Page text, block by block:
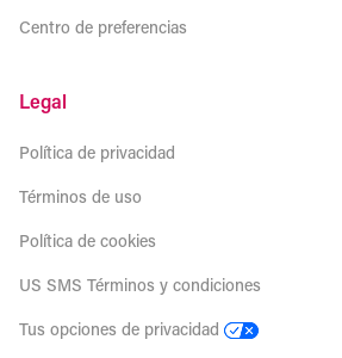
Centro de preferencias
Legal
Política de privacidad
Términos de uso
Política de cookies
US SMS Términos y condiciones
Tus opciones de privacidad